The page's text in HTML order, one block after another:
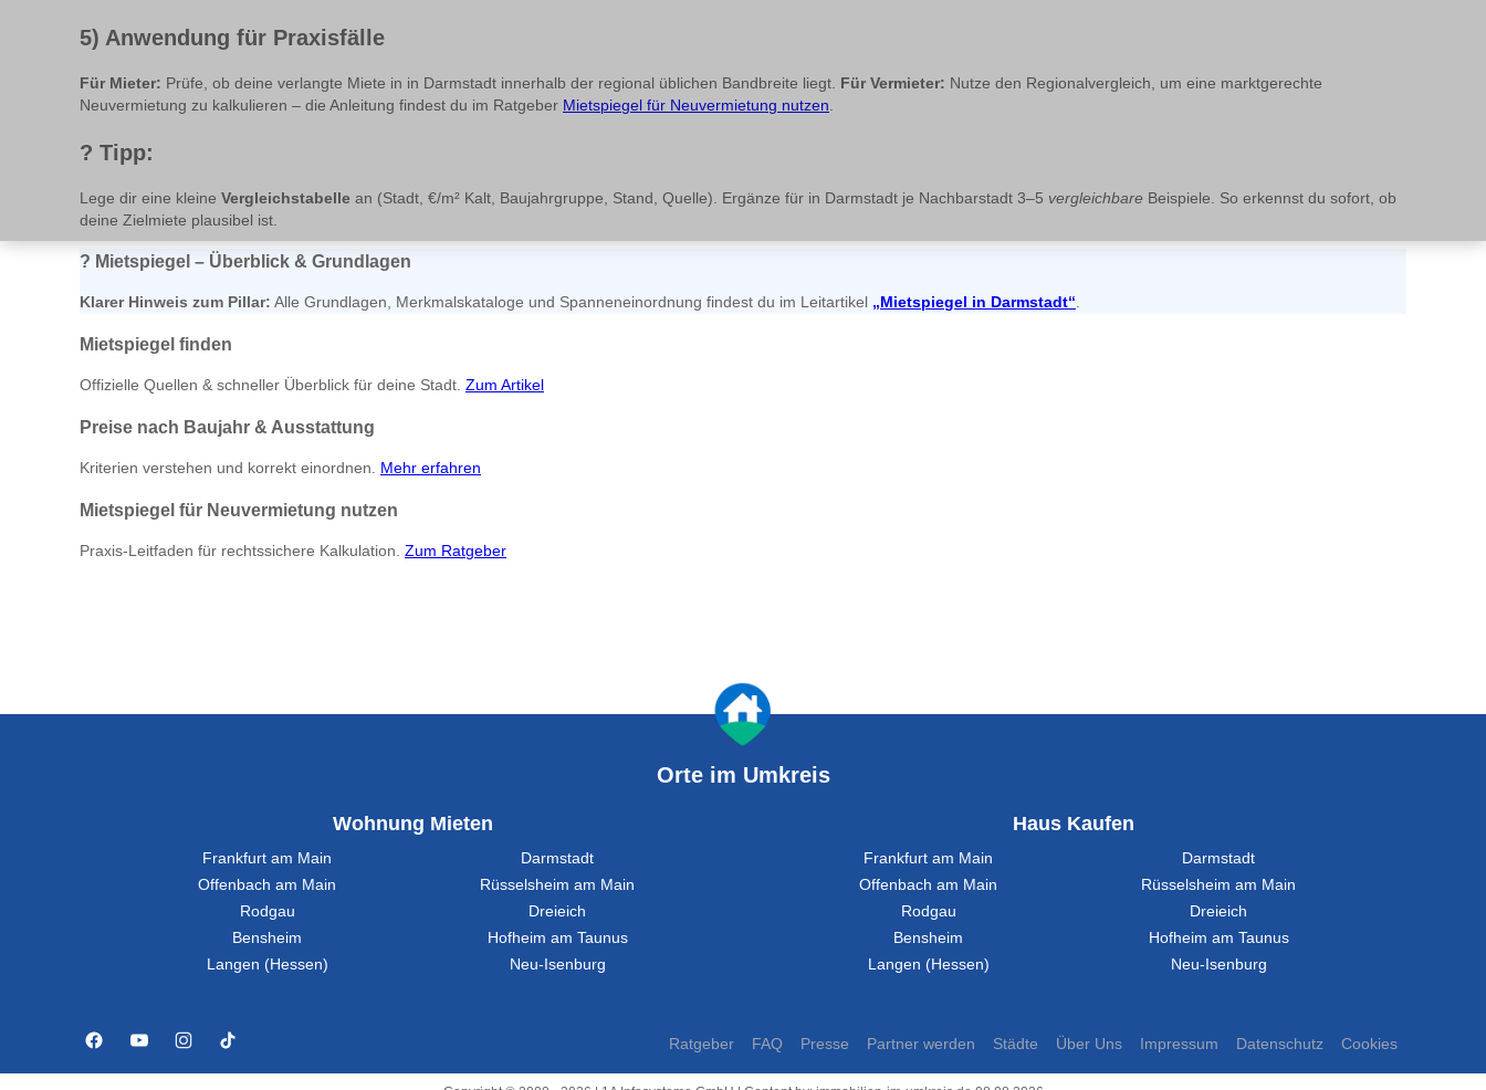
5) Anwendung für Praxisfälle
Für Mieter: Prüfe, ob deine verlangte Miete in in Darmstadt innerhalb der regional üblichen Bandbreite liegt. Für Vermieter: Nutze den Regionalvergleich, um eine marktgerechte
Neuvermietung zu kalkulieren – die Anleitung findest du im Ratgeber Mietspiegel für Neuvermietung nutzen
? Tipp:
Lege dir eine kleine Vergleichstabelle an (Stadt, €/m² Kalt, Baujahrgruppe, Stand, Quelle). Ergänze für in Darmstadt je Nachbarstadt 3–5 vergleichbare Beispiele. So erkennst du sofort, ob
deine Zielmiete plausibel ist.
? Mietspiegel – Überblick & Grundlagen
Klarer Hinweis zum Pillar: Alle Grundlagen, Merkmalskataloge und Spanneneinordnung findest du im Leitartikel „Mietspiegel in Darmstadt“.
Mietspiegel finden
Offizielle Quellen & schneller Überblick für deine Stadt. Zum Artikel
Preise nach Baujahr & Ausstattung
Kriterien verstehen und korrekt einordnen. Mehr erfahren
Mietspiegel für Neuvermietung nutzen
Praxis-Leitfaden für rechtssichere Kalkulation. Zum Ratgeber
Orte im Umkreis
Wohnung Mieten
Frankfurt am Main
Darmstadt
Offenbach am Main
Rüsselsheim am Main
Rodgau
Dreieich
Bensheim
Hofheim am Taunus
Langen (Hessen)
Neu-Isenburg
Haus Kaufen
Frankfurt am Main
Darmstadt
Offenbach am Main
Rüsselsheim am Main
Rodgau
Dreieich
Bensheim
Hofheim am Taunus
Langen (Hessen)
Neu-Isenburg
Ratgeber FAQ Presse Partner werden Städte Über Uns Impressum Datenschutz Cookies